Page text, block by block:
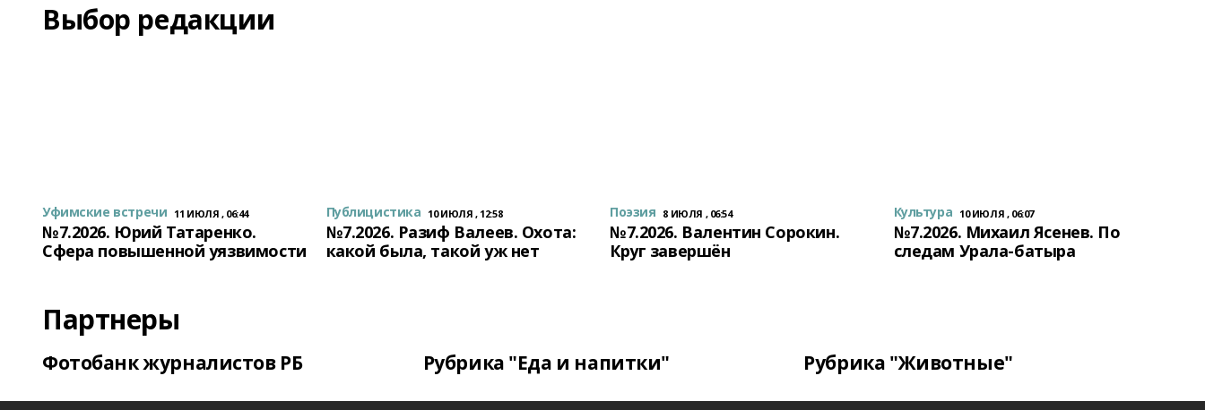
Выбор редакции
Уфимские встречи 11 ИЮЛЯ , 06:44
№7.2026. Юрий Татаренко.
Сфера повышенной уязвимости
Публицистика 10 ИЮЛЯ , 12:58
№7.2026. Разиф Валеев. Охота:
какой была, такой уж нет
Поэзия 8 ИЮЛЯ , 06:54
№7.2026. Валентин Сорокин.
Круг завершён
Культура 10 ИЮЛЯ , 06:07
№7.2026. Михаил Ясенев. По
следам Урала-батыра
Партнеры
Фотобанк журналистов РБ Рубрика "Еда и напитки" Рубрика "Животные"